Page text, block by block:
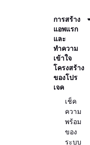
การสร้าง
แอพแรก
และ
ทำความ
เข้าใจ
โครงสร้าง
ของโปร
เจค
เช็ค
ความ
พร้อม
ของ
ระบบ